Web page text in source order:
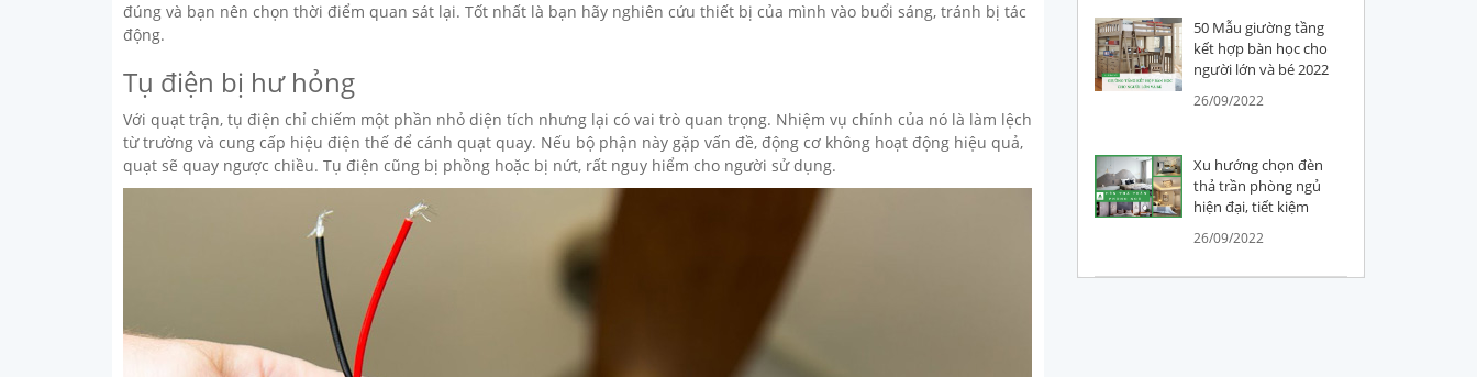
đúng và bạn nên chọn thời điểm quan sát lại. Tốt nhất là bạn hãy nghiên cứu thiết bị của mình vào buổi sáng, tránh bị tác
động.
Tụ điện bị hư hỏng
Với quạt trận, tụ điện chỉ chiếm một phần nhỏ diện tích nhưng lại có vai trò quan trọng. Nhiệm vụ chính của nó là làm lệch
từ trường và cung cấp hiệu điện thế để cánh quạt quay. Nếu bộ phận này gặp vấn đề, động cơ không hoạt động hiệu quả,
quạt sẽ quay ngược chiều. Tụ điện cũng bị phồng hoặc bị nứt, rất nguy hiểm cho người sử dụng.
50 Mẫu giường tầng
kết hợp bàn học cho
người lớn và bé 2022
26/09/2022
Xu hướng chọn đèn
thả trần phòng ngủ
hiện đại, tiết kiệm
26/09/2022